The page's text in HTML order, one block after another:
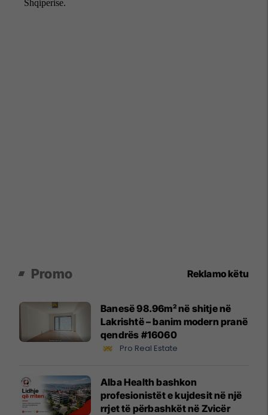
Promo Reklamo këtu
Banesë 98.96m² në shitje në
Lakrishtë – banim modern pranë
qendrës #16060
Pro Real Estate
Alba Health bashkon
profesionistët e kujdesit në një
rrjet të përbashkët në Zvicër